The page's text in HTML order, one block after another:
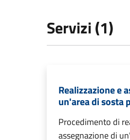
Servizi (1)
Realizzazione e
un'area di sosta
Procedimento di
assegnazione di